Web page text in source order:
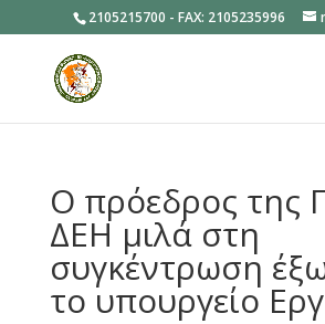
2105215700 - FAX: 2105235996
Ο πρόεδρος της
ΔΕΗ μιλά στη
συγκέντρωση
το υπουργείο